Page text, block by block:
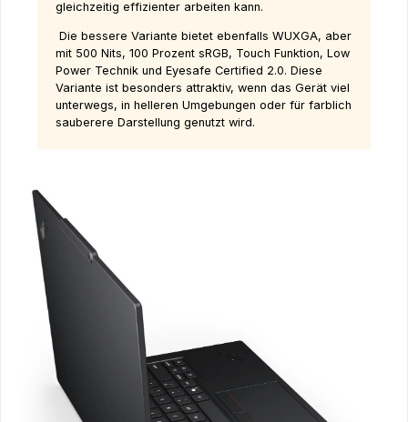
gleichzeitig effizienter arbeiten kann.
Die bessere Variante bietet ebenfalls WUXGA, aber
mit 500 Nits, 100 Prozent sRGB, Touch Funktion, Low
Power Technik und Eyesafe Certified 2.0. Diese
Variante ist besonders attraktiv, wenn das Gerät viel
unterwegs, in helleren Umgebungen oder für farblich
sauberere Darstellung genutzt wird.